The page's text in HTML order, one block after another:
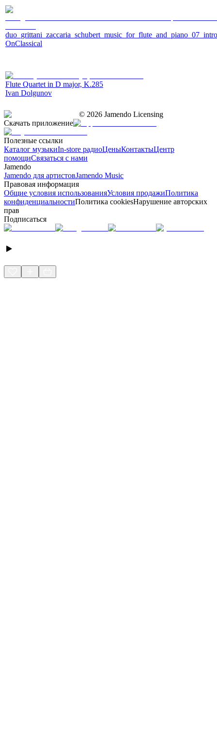
OnClassical
Flute Quartet in D major, K.285
Ivan Dolgunov
© 2026 Jamendo Licensing
Скачать приложение
Полезные ссылки
Каталог музыкиIn-store радиоЦеныКонтактыЦентр
помощиСвязаться с нами
Jamendo
Jamendo для артистовJamendo Music
Правовая информация
Общие условия использованияУсловия продажиПолитика
конфиденциальностиПолитика cookiesНарушение авторских
прав
Подписаться